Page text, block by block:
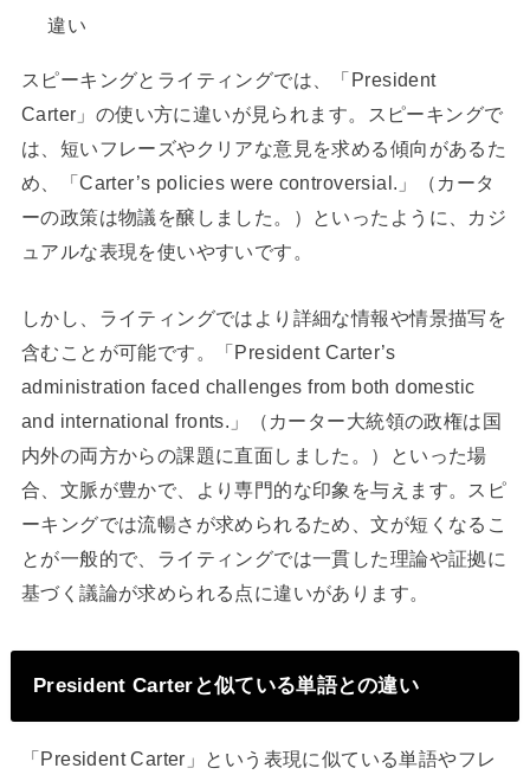
違い
スピーキングとライティングでは、「President
Carter」の使い方に違いが見られます。スピーキングで
は、短いフレーズやクリアな意見を求める傾向があるた
め、「Carter’s policies were controversial.」（カータ
ーの政策は物議を醸しました。）といったように、カジ
ュアルな表現を使いやすいです。
しかし、ライティングではより詳細な情報や情景描写を
含むことが可能です。「President Carter’s
administration faced challenges from both domestic
and international fronts.」（カーター大統領の政権は国
内外の両方からの課題に直面しました。）といった場
合、文脈が豊かで、より専門的な印象を与えます。スピ
ーキングでは流暢さが求められるため、文が短くなるこ
とが一般的で、ライティングでは一貫した理論や証拠に
基づく議論が求められる点に違いがあります。
President Carterと似ている単語との違い
「President Carter」という表現に似ている単語やフレ